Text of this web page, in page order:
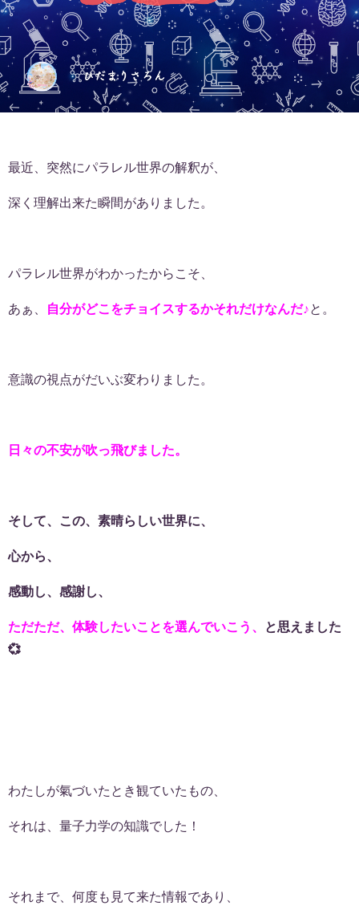
最近、突然にパラレル世界の解釈が、
深く理解出来た瞬間がありました。
パラレル世界がわかったからこそ、
あぁ、 自分がどこをチョイスするかそれだけなんだ♪と。
意識の視点がだいぶ変わりました。
日々の不安が吹っ飛びました。
そして、この、素晴らしい世界に、
心から、
感動し、感謝し、
ただただ、体験したいことを選んでいこう、
と思えました
💞
わたしが氣づいたとき観ていたもの、
それは、量子力学の知識でした！
それまで、何度も見て来た情報であり、